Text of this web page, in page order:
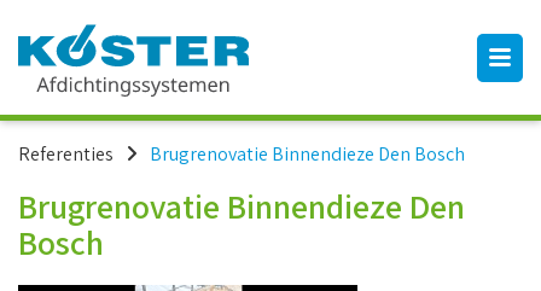
Referenties Brugrenovatie Binnendieze Den Bosch
Brugrenovatie Binnendieze Den
Bosch